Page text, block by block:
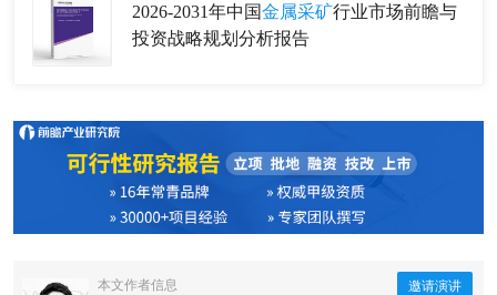
2026-2031年中国金属采矿行业市场前瞻与
投资战略规划分析报告
本文作者信息 邀请演讲